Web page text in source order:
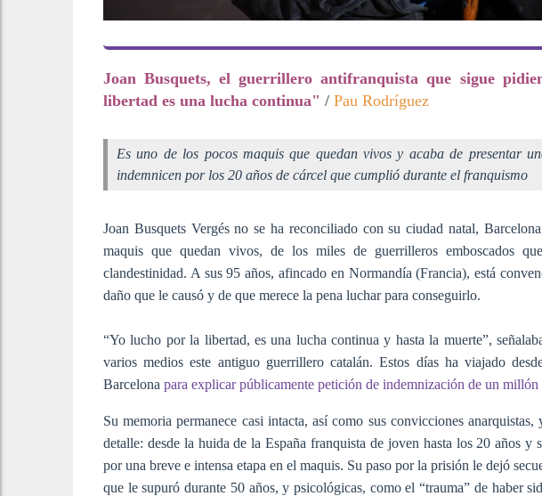
Joan Busquets, el guerrillero antifranquista que sigue
libertad es una lucha continua" / Pau Rodríguez
Es uno de los pocos maquis que quedan vivos y acaba de presentar
indemnicen por los 20 años de cárcel que cumplió durante el franquismo
Joan Busquets Vergés no se ha reconciliado con su ciudad natal,
maquis que quedan vivos, de los miles de guerrilleros emboscados
clandestinidad. A sus 95 años, afincado en Normandía (Francia), está
daño que le causó y de que merece la pena luchar para conseguirlo.
“Yo lucho por la libertad, es una lucha continua y hasta la muerte”,
varios medios este antiguo guerrillero catalán. Estos días ha viajado
Barcelona para explicar públicamente petición de indemnización de un
Su memoria permanece casi intacta, así como sus convicciones
detalle: desde la huida de la España franquista de joven hasta los 20 años y
por una breve e intensa etapa en el maquis. Su paso por la prisión le dejó
que le supuró durante 50 años, y psicológicas, como el “trauma” de haber